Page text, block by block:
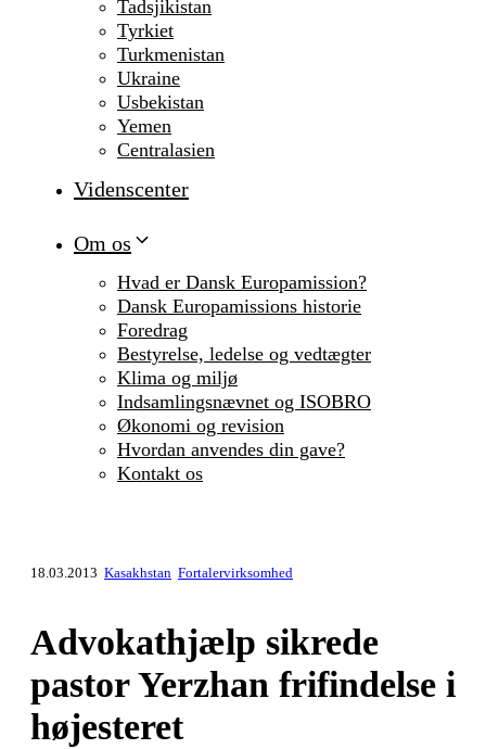
Tadsjikistan
Tyrkiet
Turkmenistan
Ukraine
Usbekistan
Yemen
Centralasien
Videnscenter
Om os
Hvad er Dansk Europamission?
Dansk Europamissions historie
Foredrag
Bestyrelse, ledelse og vedtægter
Klima og miljø
Indsamlingsnævnet og ISOBRO
Økonomi og revision
Hvordan anvendes din gave?
Kontakt os
18.03.2013 Kasakhstan Fortalervirksomhed
Advokathjælp sikrede
pastor Yerzhan frifindelse i
højesteret